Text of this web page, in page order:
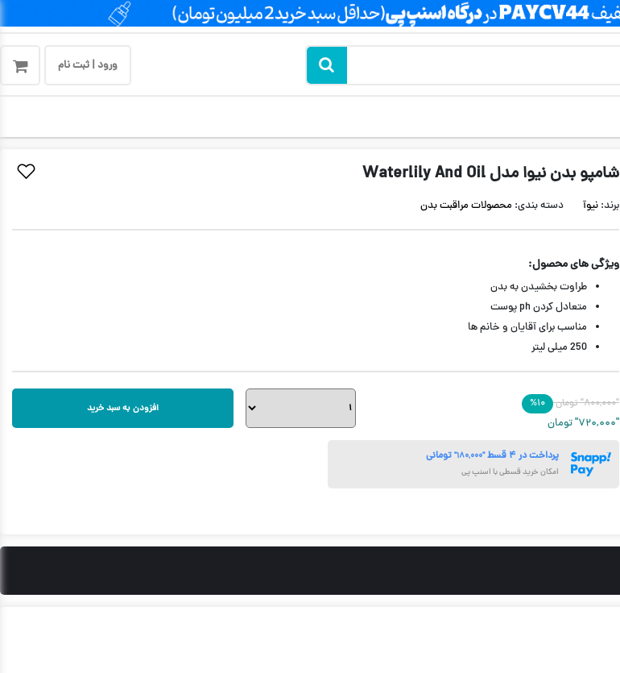
ورود | ثبت نام
شامپو بدن نیوا مدل Waterlily And Oil
برند: نیوآ دسته بندی: محصولات مراقبت بدن
ویژگی های محصول:
طراوت بخشیدن به بدن
متعادل کردن ph پوست
مناسب برای آقایان و خانم ها
250 میلی لیتر
"۸۰۰,۰۰۰" تومان ۱۰%
"۷۲۰,۰۰۰" تومان
افزودن به سبد خرید
پرداخت در ۴ قسط "۱۸۰,۰۰۰" تومانی
امکان خرید قسطی با اسنپ پی